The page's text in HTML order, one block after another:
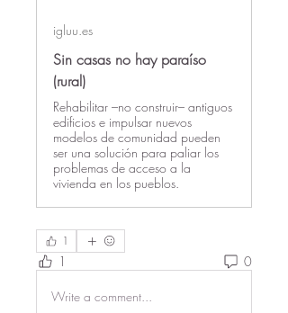
igluu.es
Sin casas no hay paraíso
(rural)
Rehabilitar –no construir– antiguos
edificios e impulsar nuevos
modelos de comunidad pueden
ser una solución para paliar los
problemas de acceso a la
vivienda en los pueblos.
1
1 0
Write a comment...